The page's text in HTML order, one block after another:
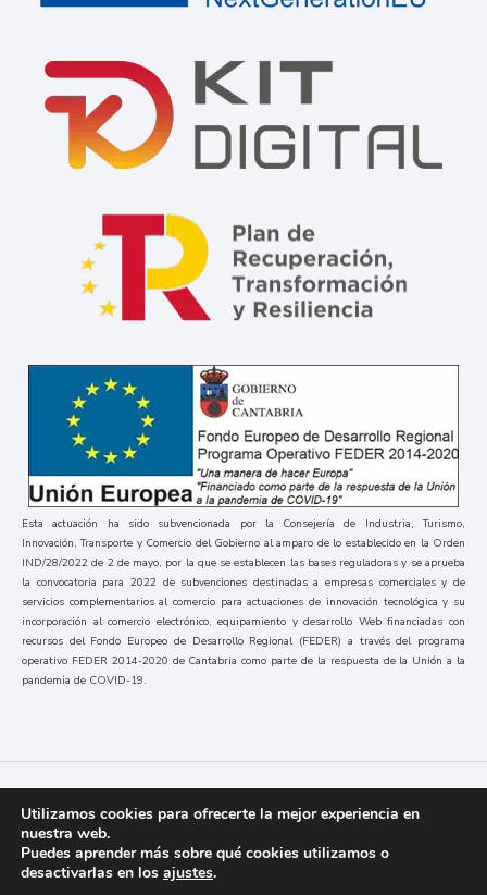
Esta actuación ha sido subvencionada por la Consejería de Industria, Turismo,
Innovación, Transporte y Comercio del Gobierno al amparo de lo establecido en la Orden
IND/28/2022 de 2 de mayo, por la que se establecen las bases reguladoras y se aprueba
la convocatoria para 2022 de subvenciones destinadas a empresas comerciales y de
servicios complementarios al comercio para actuaciones de innovación tecnológica y su
incorporación al comercio electrónico, equipamiento y desarrollo Web financiadas con
recursos del Fondo Europeo de Desarrollo Regional (FEDER) a través del programa
operativo FEDER 2014-2020 de Cantabria como parte de la respuesta de la Unión a la
pandemia de COVID-19.
Códice 2023 / Todos los derechos reservados
Utilizamos cookies para ofrecerte la mejor experiencia en
nuestra web.
Puedes aprender más sobre qué cookies utilizamos o
desactivarlas en los ajustes.